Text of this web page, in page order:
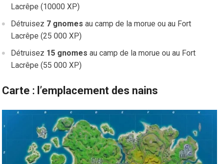
Lacrêpe (10000 XP)
Détruisez 7 gnomes au camp de la morue ou au Fort
Lacrêpe (25 000 XP)
Détruisez 15 gnomes au camp de la morue ou au Fort
Lacrêpe (55 000 XP)
Carte : l’emplacement des nains